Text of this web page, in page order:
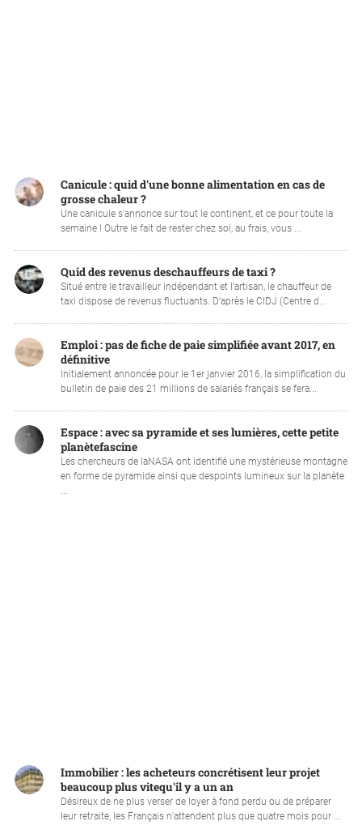
Canicule : quid d'une bonne alimentation en cas de
grosse chaleur ?
Une canicule s’annonce sur tout le continent, et ce pour toute la
semaine ! Outre le fait de rester chez soi, au frais, vous ...
Quid des revenus deschauffeurs de taxi ?
Situé entre le travailleur indépendant et l’artisan, le chauffeur de
taxi dispose de revenus fluctuants. D’après le CIDJ (Centre d...
Emploi : pas de fiche de paie simplifiée avant 2017, en
définitive
Initialement annoncée pour le 1er janvier 2016, la simplification du
bulletin de paie des 21 millions de salariés français se fera...
Espace : avec sa pyramide et ses lumières, cette petite
planètefascine
Les chercheurs de laNASA ont identifié une mystérieuse montagne
en forme de pyramide ainsi que despoints lumineux sur la planète
...
Immobilier : les acheteurs concrétisent leur projet
beaucoup plus vitequ'il y a un an
Désireux de ne plus verser de loyer à fond perdu ou de préparer
leur retraite, les Français n’attendent plus que quatre mois pour ...